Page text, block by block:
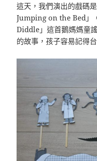
這天，我們演出的戲碼
Jumping on the Bed」
Diddle」這首鵝媽媽童
的故事，孩子容易記得